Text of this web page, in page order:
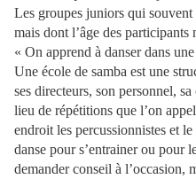
Les groupes juniors qui souvent
mais dont l’âge des participants
« On apprend à danser dans
Une école de samba est une
ses directeurs, son personnel,
lieu de répétitions que l’on
endroit les percussionnistes et
danse pour s’entrainer ou pour
demander conseil à l’occasion,